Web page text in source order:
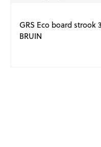
GRS Eco board strook
BRUIN